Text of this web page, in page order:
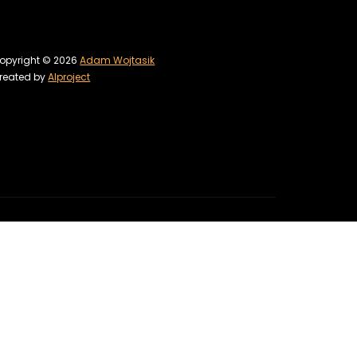
© 2026Adam Wojtasik
byAlproject